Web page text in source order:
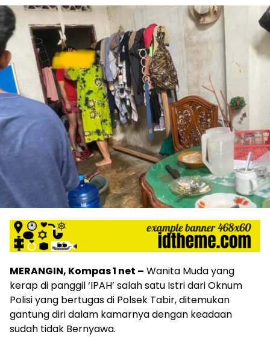
MERANGIN, Kompas 1 net – Wanita Muda yang
kerap di panggil ‘IPAH’ salah satu Istri dari Oknum
Polisi yang bertugas di Polsek Tabir, ditemukan
gantung diri dalam kamarnya dengan keadaan
sudah tidak Bernyawa.